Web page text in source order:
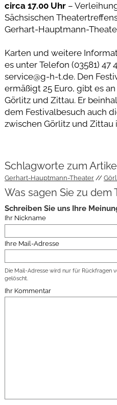
circa 17.00 Uhr –
Sächsischen
Gerhart-Hauptmann-
Karten und weitere
es unter Telefon (03581) 47
service@g-h-t.de. Den
ermäßigt 25 Euro, gibt es
Görlitz und Zittau. Er
dem Festivalbesuch auch
zwischen Görlitz und Zittau
Schlagworte zum
Gerhart-Hauptmann-Theater
Was sagen Sie zu dem
Schreiben Sie uns Ihre
Ihr Nickname
Ihre Mail-Adresse
Die Mail-Adresse wird nur für Rückfragen
gelöscht.
Ihr Kommentar